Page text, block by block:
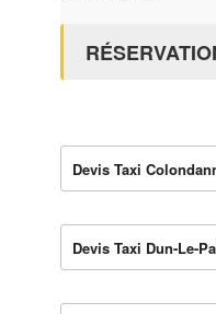
Devis Taxi
Devis Taxi Dun-Le-